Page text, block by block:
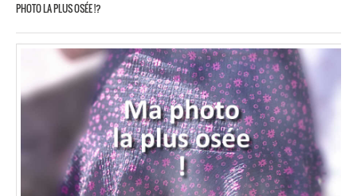
PHOTO LA PLUS OSÉE !?